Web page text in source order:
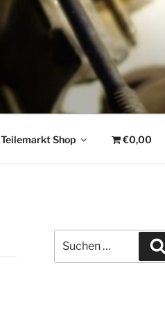
Teilemarkt Shop €0,00
nach: